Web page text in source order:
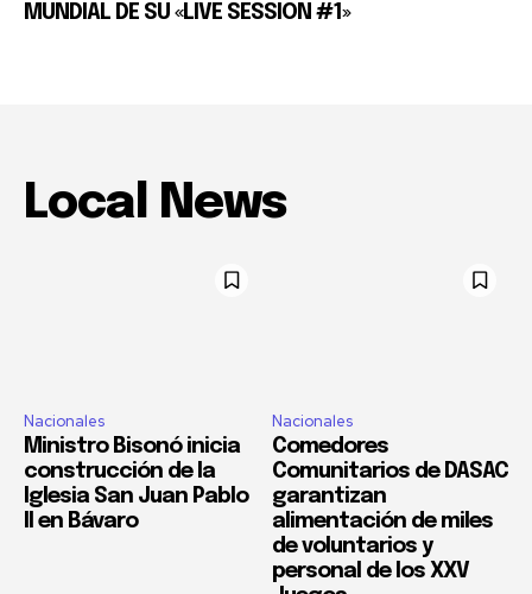
MUNDIAL DE SU «LIVE SESSION #1»
Local News
Nacionales
Ministro Bisonó inicia
construcción de la
Iglesia San Juan Pablo
II en Bávaro
Nacionales
Comedores
Comunitarios de DASAC
garantizan
alimentación de miles
de voluntarios y
personal de los XXV